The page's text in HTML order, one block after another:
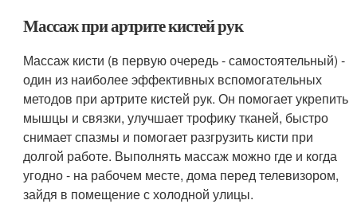
Массаж при артрите кистей рук
Массаж кисти (в первую очередь - самостоятельный) -
один из наиболее эффективных вспомогательных
методов при артрите кистей рук. Он помогает укрепить
мышцы и связки, улучшает трофику тканей, быстро
снимает спазмы и помогает разгрузить кисти при
долгой работе. Выполнять массаж можно где и когда
угодно - на рабочем месте, дома перед телевизором,
зайдя в помещение с холодной улицы.